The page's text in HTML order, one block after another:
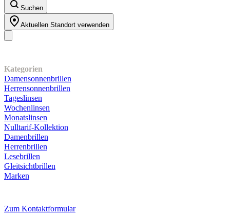
Suchen
Aktuellen Standort verwenden
Kategorien
Damensonnenbrillen
Herrensonnenbrillen
Tageslinsen
Wochenlinsen
Monatslinsen
Nulltarif-Kollektion
Damenbrillen
Herrenbrillen
Lesebrillen
Gleitsichtbrillen
Marken
Zum Kontaktformular